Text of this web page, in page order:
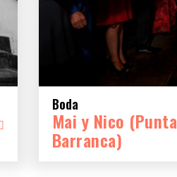
Boda
Mai y Nico (Punta
Barranca)